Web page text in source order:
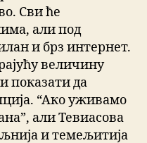
Сви ће
али под
и брз интернет.
величину
показати да
“Ако уживамо
али Тевиасова
и темељитија